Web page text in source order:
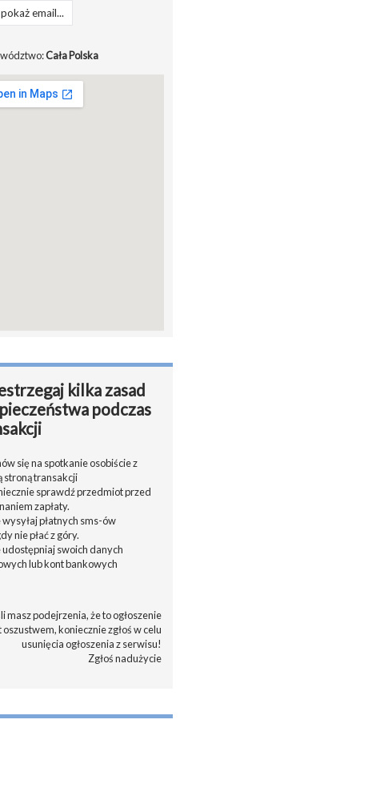
pokaż email...
Cała Polska
kilka zasad
podczas
się na spotkanie osobiście z
stroną transakcji
sprawdź przedmiot przed
zapłaty.
wysyłaj płatnych sms-ów
nie płać z góry.
udostępniaj swoich danych
lub kont bankowych
masz podejrzenia, że to ogłoszenie
oszustwem, koniecznie zgłoś w celu
usunięcia ogłoszenia z serwisu!
Zgłoś nadużycie